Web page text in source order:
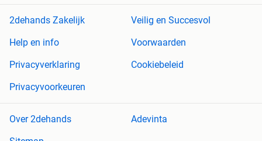
2dehands Zakelijk
Veilig en Succesvol
Help en info
Voorwaarden
Privacyverklaring
Cookiebeleid
Privacyvoorkeuren
Over 2dehands
Adevinta